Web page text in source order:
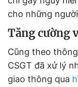
cho những
Tăng cường
Cũng theo
CSGT đã xử lý
giao thông qua